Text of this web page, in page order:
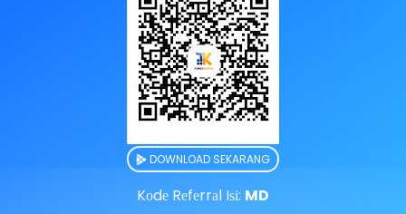
DOWNLOAD SEKARANG
Kоdе Rеfеrrаl Iѕі: MD